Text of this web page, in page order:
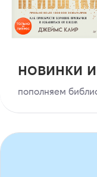
новинки
пополняем